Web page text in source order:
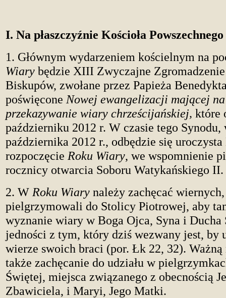
I. Na płaszczyźnie Kościoła Powszechnego
1. Głównym wydarzeniem kościelnym na
Wiary będzie XIII Zwyczajne
Biskupów, zwołane przez Papieża
poświęcone Nowej ewangelizacji mającej
przekazywanie wiary chrześcijańskiej, które
październiku 2012 r. W czasie tego Synodu,
października 2012 r., odbędzie się uroczysta
rozpoczęcie Roku Wiary, we wspomnienie
rocznicy otwarcia Soboru Watykańskiego II.
2. W Roku Wiary należy zachęcać
pielgrzymowali do Stolicy Piotrowej, aby
wyznanie wiary w Boga Ojca, Syna i Ducha
jedności z tym, który dziś wezwany jest, by
wierze swoich braci (por. Łk 22, 32). Ważną
także zachęcanie do udziału w
Świętej, miejsca związanego z obecnością
Zbawiciela, i Maryi, Jego Matki.